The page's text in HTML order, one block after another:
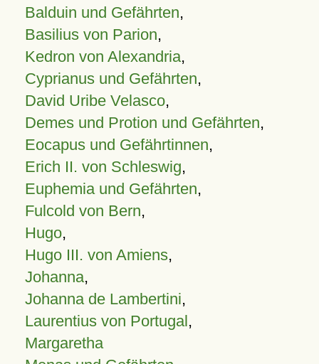
Balduin und Gefährten,
Basilius von Parion,
Kedron von Alexandria,
Cyprianus und Gefährten,
David Uribe Velasco,
Demes und Protion und Gefährten,
Eocapus und Gefährtinnen,
Erich II. von Schleswig,
Euphemia und Gefährten,
Fulcold von Bern,
Hugo,
Hugo III. von Amiens,
Johanna,
Johanna de Lambertini,
Laurentius von Portugal,
Margaretha